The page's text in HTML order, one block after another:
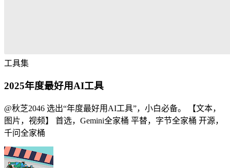
工具集
2025年度最好用AI工具
@秋芝2046 选出“年度最好用AI工具”，小白必备。 【文本，
图片，视频】 首选，Gemini全家桶 平替，字节全家桶 开源，
千问全家桶